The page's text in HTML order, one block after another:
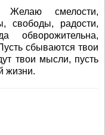
смелости,
свободы, радости,
сбываются твои
твои мысли, пусть
жизни.